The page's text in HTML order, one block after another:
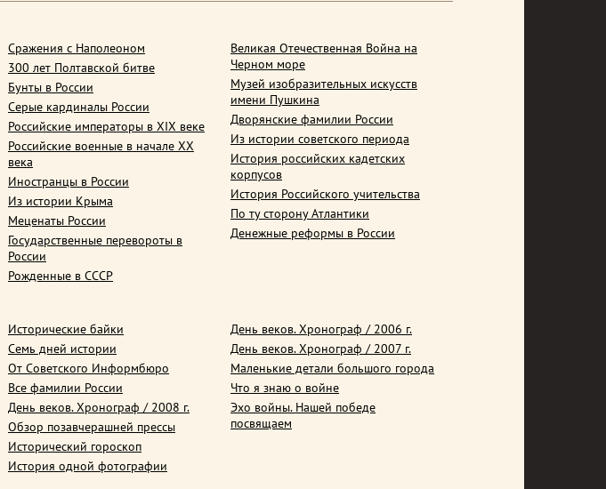
Сражения с Наполеоном
300 лет Полтавской битве
Бунты в России
Серые кардиналы России
Российские императоры в XIX веке
Российские военные в начале ХХ
века
Иностранцы в России
Из истории Крыма
Меценаты России
Государственные перевороты в
России
Рожденные в СССР
Великая Отечественная Война на
Черном море
Музей изобразительных искусств
имени Пушкина
Дворянские фамилии России
Из истории советского периода
История российских кадетских
корпусов
История Российского учительства
По ту сторону Атлантики
Денежные реформы в России
Исторические байки
Семь дней истории
От Советского Информбюро
Все фамилии России
День веков. Хронограф / 2008 г.
Обзор позавчерашней прессы
Исторический гороскоп
История одной фотографии
День веков. Хронограф / 2006 г.
День веков. Хронограф / 2007 г.
Маленькие детали большого города
Что я знаю о войне
Эхо войны. Нашей победе
посвящаем